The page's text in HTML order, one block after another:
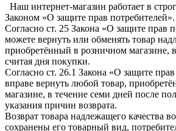
Наш интернет-магазин работает в
Законом «О защите прав потребителей».
Согласно ст. 25 Закона «О защите прав
можете вернуть или обменять товар
приобретённый в розничном магазине,
считая дня покупки.
Согласно ст. 26.1 Закона «О защите
вправе вернуть любой товар,
магазине, в течение семи дней после
указания причин возврата.
Возврат товара надлежащего качества
сохранены его товарный вид,